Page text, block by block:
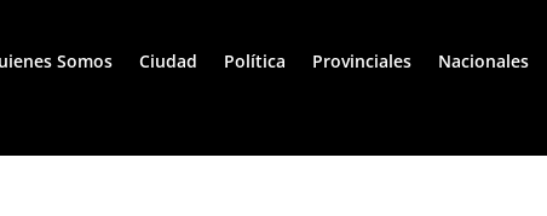
Somos Ciudad Política Provinciales Nacionales